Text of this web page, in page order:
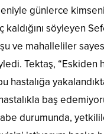
günlerce
kaldığını söyleyen
ve mahalleliler
Tektaş, “Eskiden
hastalığa
baş
durumunda,